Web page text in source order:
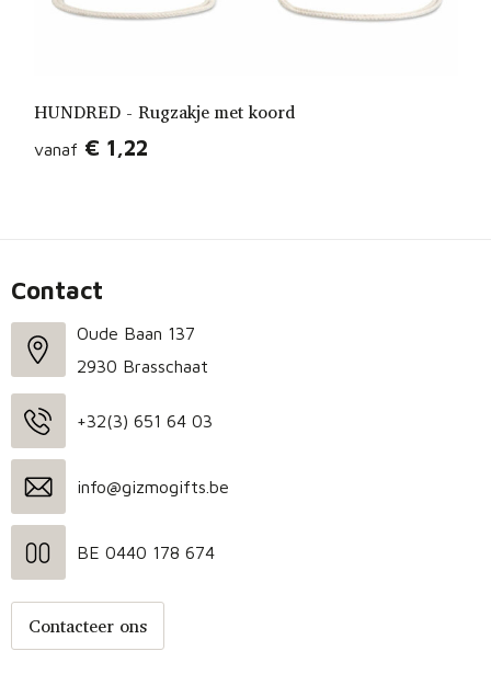
HUNDRED - Rugzakje met koord
vanaf € 1,22
Contact
Oude Baan 137
2930 Brasschaat
+32(3) 651 64 03
info@gizmogifts.be
BE 0440 178 674
Contacteer ons